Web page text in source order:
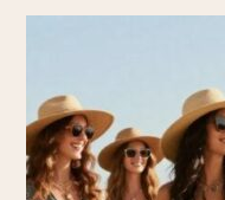
Boho-
Welche
Looks passen